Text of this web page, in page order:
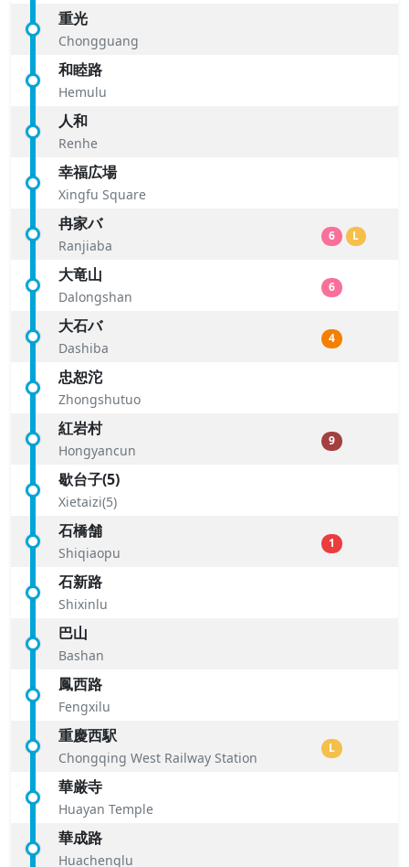
重光
Chongguang
和睦路
Hemulu
人和
Renhe
幸福広場
Xingfu Square
冉家バ
Ranjiaba
6 L
大竜山
Dalongshan
6
大石バ
Dashiba
4
忠恕沱
Zhongshutuo
紅岩村
Hongyancun
9
歇台子(5)
Xietaizi(5)
石橋舗
Shiqiaopu
1
石新路
Shixinlu
巴山
Bashan
鳳西路
Fengxilu
重慶西駅
Chongqing West Railway Station
L
華厳寺
Huayan Temple
華成路
Huachenglu